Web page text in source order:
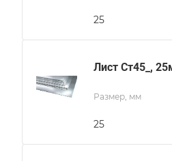
25
Лист Ст45_,
Размер, мм
25